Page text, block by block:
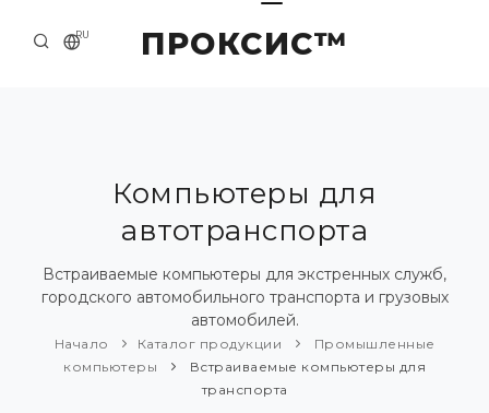
ПРОКСИС™
RU
О КОМПАНИИ
ПРИМЕРЫ И РЕШЕНИЯ
КАТАЛОГ ПРОДУКЦИИ
Компьютеры для
автотранспорта
Встраиваемые компьютеры для экстренных служб,
городского автомобильного транспорта и грузовых
автомобилей.
Начало Каталог продукции
Промышленные
компьютеры
Встраиваемые компьютеры для
транспорта